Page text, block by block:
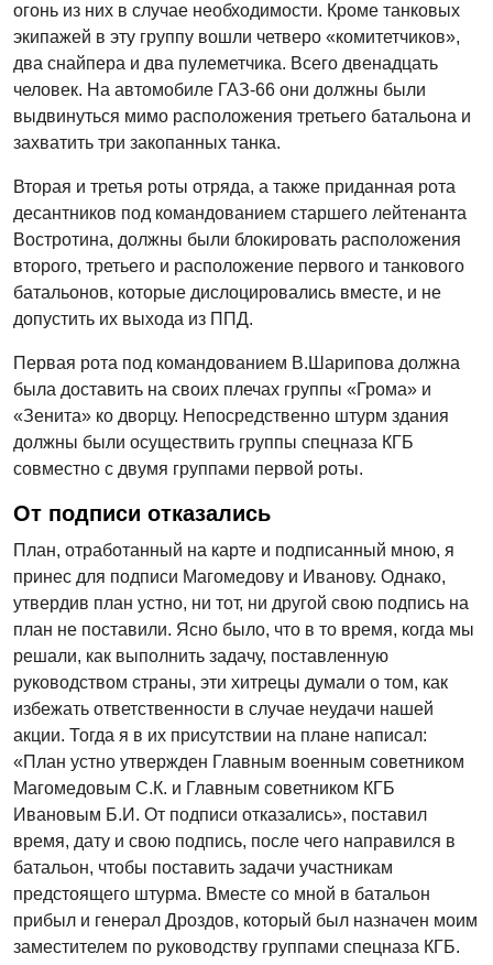
огонь из них в случае необходимости. Кроме танковых
экипажей в эту группу вошли четверо «комитетчиков»,
два снайпера и два пулеметчика. Всего двенадцать
человек. На автомобиле ГАЗ-66 они должны были
выдвинуться мимо расположения третьего батальона и
захватить три закопанных танка.
Вторая и третья роты отряда, а также приданная рота
десантников под командованием старшего лейтенанта
Востротина, должны были блокировать расположения
второго, третьего и расположение первого и танкового
батальонов, которые дислоцировались вместе, и не
допустить их выхода из ППД.
Первая рота под командованием В.Шарипова должна
была доставить на своих плечах группы «Грома» и
«Зенита» ко дворцу. Непосредственно штурм здания
должны были осуществить группы спецназа КГБ
совместно с двумя группами первой роты.
От подписи отказались
План, отработанный на карте и подписанный мною, я
принес для подписи Магомедову и Иванову. Однако,
утвердив план устно, ни тот, ни другой свою подпись на
план не поставили. Ясно было, что в то время, когда мы
решали, как выполнить задачу, поставленную
руководством страны, эти хитрецы думали о том, как
избежать ответственности в случае неудачи нашей
акции. Тогда я в их присутствии на плане написал:
«План устно утвержден Главным военным советником
Магомедовым С.К. и Главным советником КГБ
Ивановым Б.И. От подписи отказались», поставил
время, дату и свою подпись, после чего направился в
батальон, чтобы поставить задачи участникам
предстоящего штурма. Вместе со мной в батальон
прибыл и генерал Дроздов, который был назначен моим
заместителем по руководству группами спецназа КГБ.